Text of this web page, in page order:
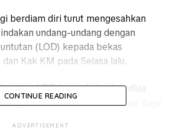
berdiam diri turut mengesahkan
undang-undang dengan
(LOD) kepada bekas
Kak KM pada Selasa lalu.
LOD kepada kedua-dua
saya cuba sampaikan tapi
CONTINUE READING
ADVERTISEMENT